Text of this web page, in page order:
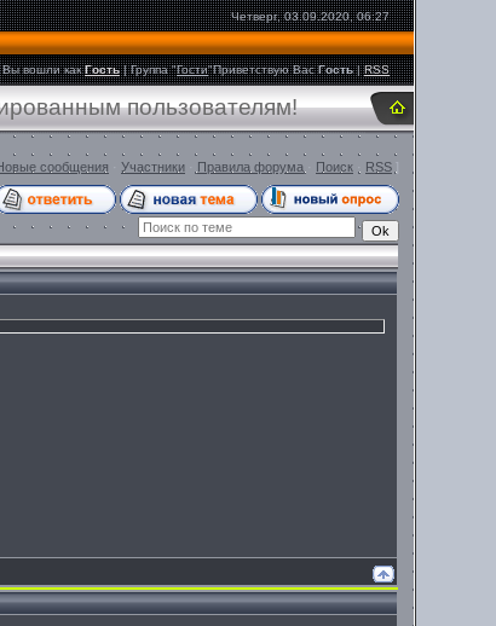
Четверг, 03.09.2020, 06:27
Вы вошли как Гость|Группа"Гости"Приветствую Вас Гость |RSS
пользователям!
сообщения Участники Правила форума Поиск RSS ]